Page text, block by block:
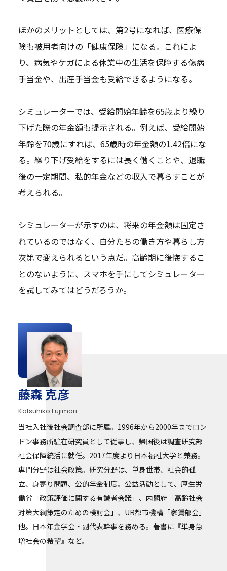
ほかのメリットとしては、第2号になれば、医療保
険も被用者向けの「健康保険」になる。これによ
り、病気やケガによる休業中の生活を保障する傷病
手当金や、出産手当金も受給できるようになる。
シミュレーターでは、受給開始年齢を65歳より繰り
下げた際の年金額も提示される。例えば、受給開始
年齢を70歳にすれば、65歳時の年金額の1.42倍にな
る。繰り下げ受給をするには長く働くことや、退職
後の一定期間、私的年金などの収入で暮らすことが
考えられる。
シミュレーターが示すのは、将来の年金額は固定さ
れているのではなく、自分たちの働き方や暮らし方
次第で変えられるという点だ。高齢期に後悔するこ
とのないように、スマホを手にしてシミュレーター
を試してみてはどうだろうか。
藤森 克彦
Katsuhiko Fujimori
当社入社後社会調査部に所属。1996年から2000年までロン
ドン事務所駐在研究員として従事し、帰国後は調査研究部
社会保障統括に就任。2017年度より日本福祉大学と兼務。
専門分野は社会政策。研究分野は、単身世帯、社会的孤
立、身寄り問題、公的年金制度。公益活動として、厚生労
働省「政策評価に関する有識者会議」、内閣府「高齢社会
対策大綱策定のための検討会」、UR都市機構「家賃部会」
他。日本年金学会・副代表幹事を務める。著書に『単身急
増社会の希望』など。